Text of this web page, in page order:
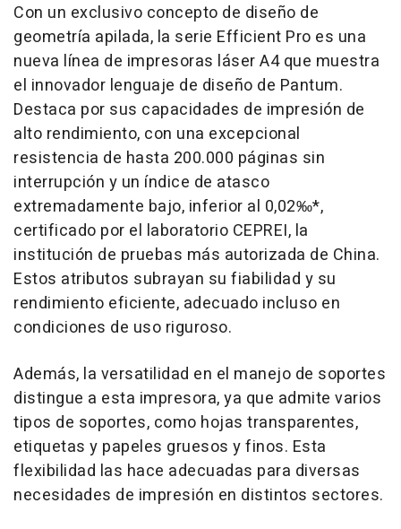
Con un exclusivo concepto de diseño de
geometría apilada, la serie Efficient Pro es una
nueva línea de impresoras láser A4 que muestra
el innovador lenguaje de diseño de Pantum.
Destaca por sus capacidades de impresión de
alto rendimiento, con una excepcional
resistencia de hasta 200.000 páginas sin
interrupción y un índice de atasco
extremadamente bajo, inferior al 0,02‰*,
certificado por el laboratorio CEPREI, la
institución de pruebas más autorizada de China.
Estos atributos subrayan su fiabilidad y su
rendimiento eficiente, adecuado incluso en
condiciones de uso riguroso.
Además, la versatilidad en el manejo de soportes
distingue a esta impresora, ya que admite varios
tipos de soportes, como hojas transparentes,
etiquetas y papeles gruesos y finos. Esta
flexibilidad las hace adecuadas para diversas
necesidades de impresión en distintos sectores.